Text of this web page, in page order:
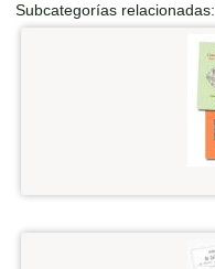
Subcategorías relacionadas: